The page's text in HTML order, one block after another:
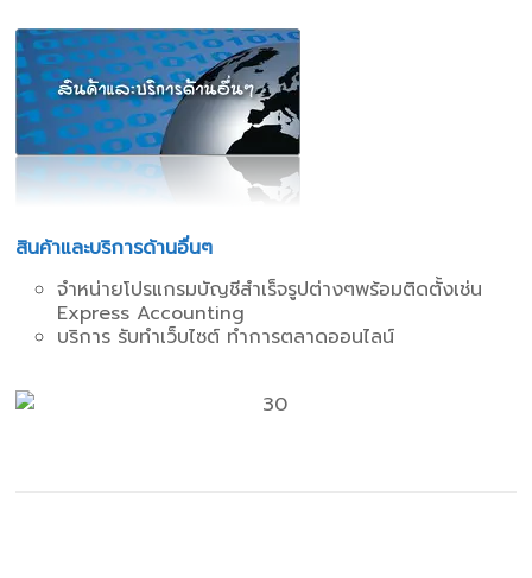
สินค้าและบริการด้านอื่นๆ
จำหน่ายโปรแกรมบัญชีสำเร็จรูปต่างๆพร้อมติดตั้งเช่น
Express Accounting
บริการ รับทำเว็บไซต์ ทำการตลาดออนไลน์